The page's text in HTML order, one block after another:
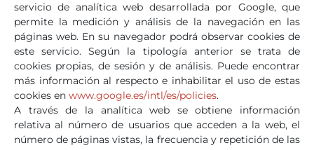
servicio de analítica web desarrollada por Google, que
permite la medición y análisis de la navegación en las
páginas web. En su navegador podrá observar cookies de
este servicio. Según la tipología anterior se trata de
cookies propias, de sesión y de análisis. Puede encontrar
más información al respecto e inhabilitar el uso de estas
cookies en www.google.es/intl/es/policies.
A través de la analítica web se obtiene información
relativa al número de usuarios que acceden a la web, el
número de páginas vistas, la frecuencia y repetición de las